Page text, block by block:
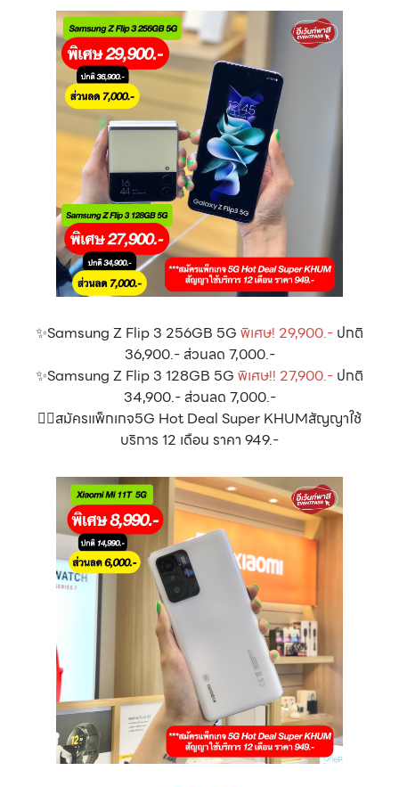
✨Samsung Z Flip 3 256GB 5G พิเศษ! 29,900.- ปกติ
36,900.- ส่วนลด 7,000.-
✨Samsung Z Flip 3 128GB 5G พิเศษ!! 27,900.- ปกติ
34,900.- ส่วนลด 7,000.-
👉🏻สมัครแพ็กเกจ5G Hot Deal Super KHUMสัญญาใช้
บริการ 12 เดือน ราคา 949.-